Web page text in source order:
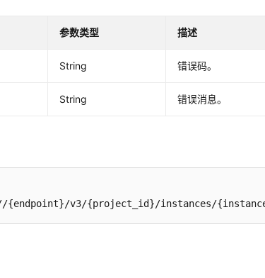
参数类型 描述
String 错误码。
String 错误消息。
{endpoint}/v3/{project_id}/instances/